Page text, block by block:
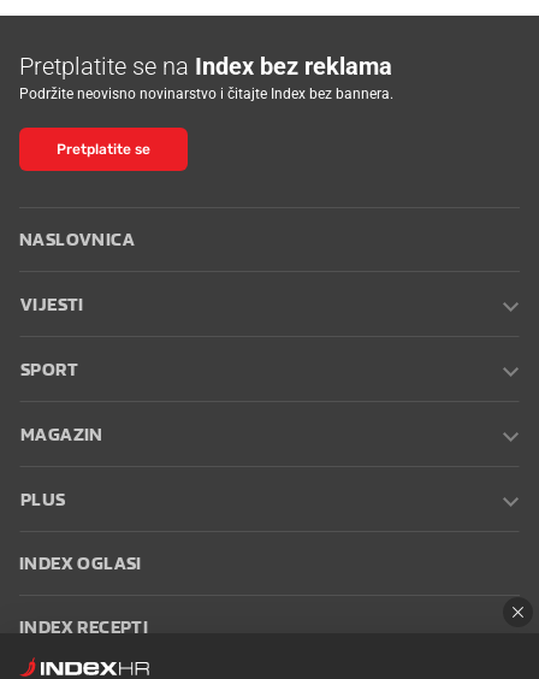
Pretplatite se na Index bez reklama
Podržite neovisno novinarstvo i čitajte Index bez bannera.
Pretplatite se
NASLOVNICA
VIJESTI
SPORT
MAGAZIN
PLUS
INDEX OGLASI
INDEX RECEPTI